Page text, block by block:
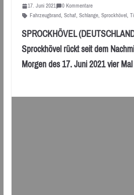
17. Juni 2021
0 Kommentare
Fahrzeugbrand, Schaf, Schlange, Sprockhövel,
SPROCKHÖVEL
Sprockhövel rückt seit dem
Morgen des 17. Juni 2021 vier